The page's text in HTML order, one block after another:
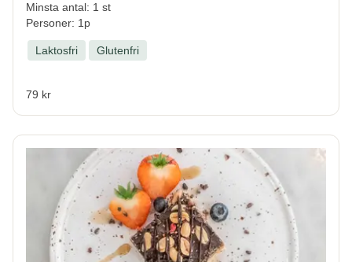
Minsta antal: 1 st
Personer: 1p
Laktosfri Glutenfri
79 kr